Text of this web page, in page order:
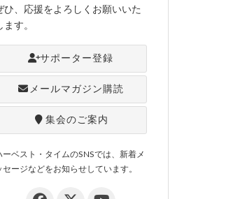
ひ、応援をよろしくお願いいた
ます。
サポーター登録
メールマガジン購読
集会のご案内
ーベスト・タイムのSNSでは、新着メ
セージなどをお知らせしています。